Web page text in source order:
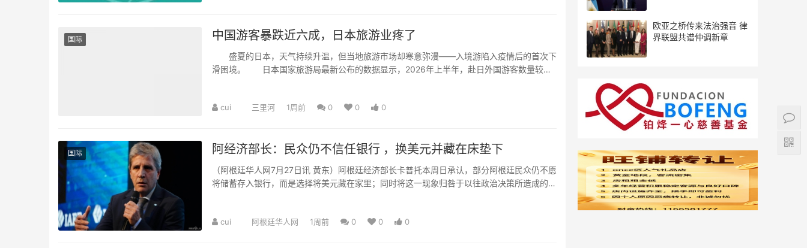
国际 中国游客暴跌近六成，日本旅游业疼了
盛夏的日本，天气持续升温，但当地旅游市场却寒意弥漫——入境游陷入疫情后的首次下
滑困境。 日本国家旅游局最新公布的数据显示，2026年上半年，赴日外国游客数量较去
cui 三里河 1周前 0 0 0
国际 阿经济部长：民众仍不信任银行 ，换美元并藏在床垫下
（阿根廷华人网7月27日讯 黄东）阿根廷经济部长卡普托本周日承认，部分阿根廷民众仍不愿
将储蓄存入银行，而是选择将美元藏在家里；同时将这一现象归咎于以往政治决策所造成的不
cui 阿根廷华人网 1周前 0 0 0
欧亚之桥传来法治强音 律
界联盟共谱仲调新章